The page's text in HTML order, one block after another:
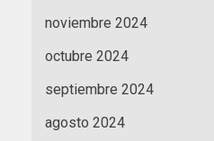
noviembre 2024
octubre 2024
septiembre 2024
agosto 2024